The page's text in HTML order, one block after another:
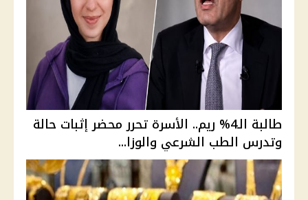
طالبة الـ4% ريم.. الأسرة تحرر محضر إثبات حالة
وتدرس الطب الشرعي والوزا...